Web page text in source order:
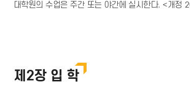
대학원의 수업은 주간 또는 야간에 실시한다. <개정
제2장 입 학